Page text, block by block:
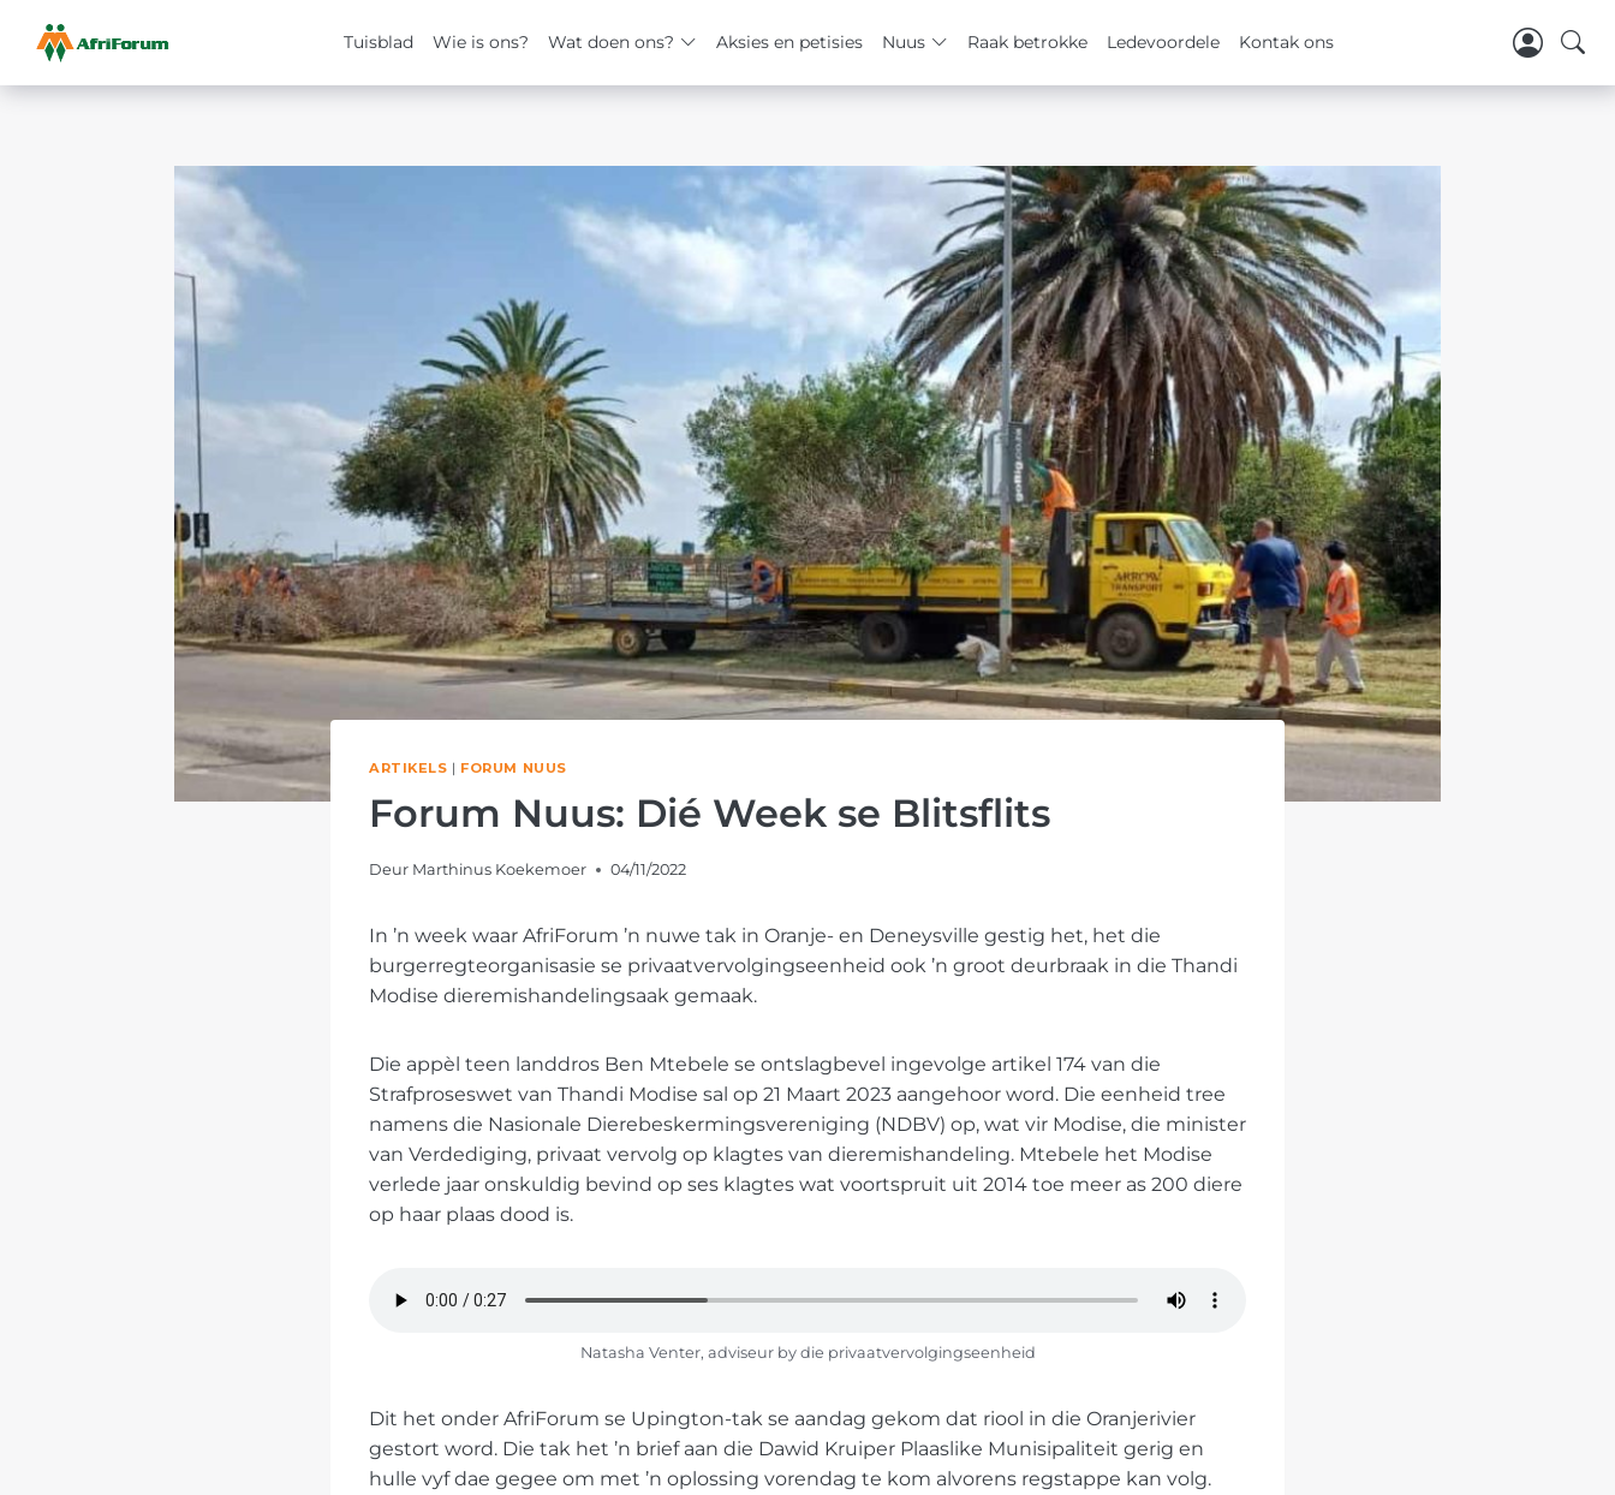
Tuisblad Wie is ons? Wat doen ons? Aksies en petisies Nuus Raak betrokke Ledevoordele Kontak ons
Skip
ARTIKELS | FORUM NUUS
Forum Nuus: Dié Week se Blitsflits
Deur Marthinus Koekemoer 04/11/2022
In ’n week waar AfriForum ’n nuwe tak in Oranje- en Deneysville gestig het, het die
burgerregteorganisasie se privaatvervolgingseenheid ook ’n groot deurbraak in die Thandi
Modise dieremishandelingsaak gemaak.
Die appèl teen landdros Ben Mtebele se ontslagbevel ingevolge artikel 174 van die
Strafproseswet van Thandi Modise sal op 21 Maart 2023 aangehoor word. Die eenheid tree
namens die Nasionale Dierebeskermingsvereniging (NDBV) op, wat vir Modise, die minister
van Verdediging, privaat vervolg op klagtes van dieremishandeling. Mtebele het Modise
verlede jaar onskuldig bevind op ses klagtes wat voortspruit uit 2014 toe meer as 200 diere
op haar plaas dood is.
Natasha Venter, adviseur by die privaatvervolgingseenheid
Dit het onder AfriForum se Upington-tak se aandag gekom dat riool in die Oranjerivier
gestort word. Die tak het ’n brief aan die Dawid Kruiper Plaaslike Munisipaliteit gerig en
hulle vyf dae gegee om met ’n oplossing vorendag te kom alvorens regstappe kan volg.